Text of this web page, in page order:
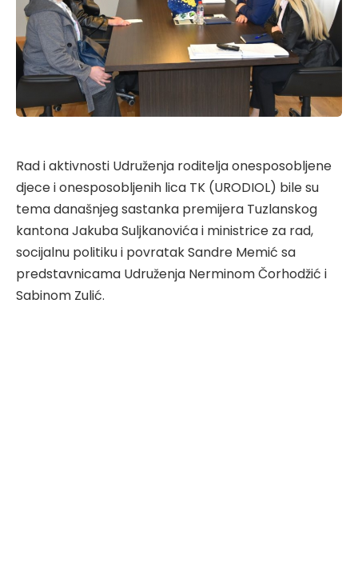
Rad i aktivnosti Udruženja roditelja onesposobljene
djece i onesposobljenih lica TK (URODIOL) bile su
tema današnjeg sastanka premijera Tuzlanskog
kantona Jakuba Suljkanovića i ministrice za rad,
socijalnu politiku i povratak Sandre Memić sa
predstavnicama Udruženja Nerminom Čorhodžić i
Sabinom Zulić.